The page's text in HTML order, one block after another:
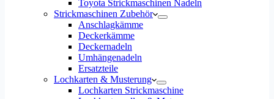
Toyota Strickmaschinen Nadeln
Strickmaschinen Zubehör
Anschlagkämme
Deckerkämme
Deckernadeln
Umhängenadeln
Ersatzteile
Lochkarten & Musterung
Lochkarten Strickmaschine